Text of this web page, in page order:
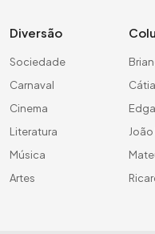
Diversão
Sociedade
Carnaval
Cinema
Literatura
Música
Artes